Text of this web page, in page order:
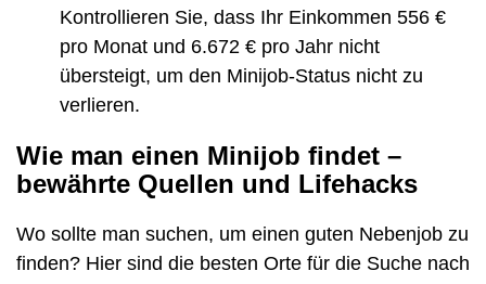
Kontrollieren Sie, dass Ihr Einkommen 556 €
pro Monat und 6.672 € pro Jahr nicht
übersteigt, um den Minijob-Status nicht zu
verlieren.
Wie man einen Minijob findet –
bewährte Quellen und Lifehacks
Wo sollte man suchen, um einen guten Nebenjob zu
finden? Hier sind die besten Orte für die Suche nach